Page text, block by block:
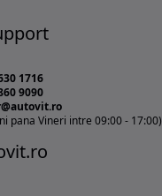
1716
9090
pana Vineri intre 09:00 - 17:00)